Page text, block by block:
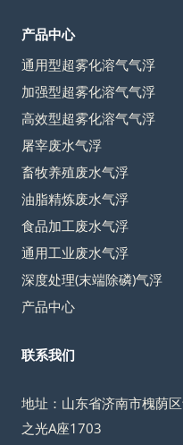
产品中心
通用型超雾化溶气气浮
加强型超雾化溶气气浮
高效型超雾化溶气气浮
屠宰废水气浮
畜牧养殖废水气浮
油脂精炼废水气浮
食品加工废水气浮
通用工业废水气浮
深度处理(末端除磷)气浮
产品中心
联系我们
地址：山东省济南市槐荫
之光A座1703